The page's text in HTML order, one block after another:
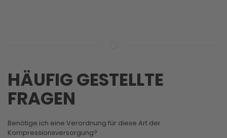
HÄUFIG GESTELLTE
FRAGEN
Benötige ich eine Verordnung für diese Art der
Kompressionsversorgung?